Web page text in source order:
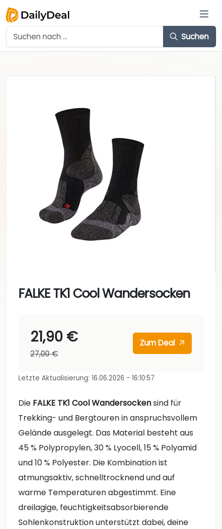
Suchen
FALKE TK1 Cool Wandersocken
21,90 €
27,00 €
Zum Deal
Letzte Aktualisierung: 16.06.2026 - 16:10:57
Die FALKE TK1 Cool Wandersockensind für
Trekking- und Bergtouren in anspruchsvollem
Gelände ausgelegt. Das Material besteht aus
45 % Polypropylen, 30 % Lyocell, 15 % Polyamid
und 10 % Polyester. Die Kombination ist
atmungsaktiv, schnelltrocknend und auf
warme Temperaturen abgestimmt. Eine
dreilagige, feuchtigkeitsabsorbierende
Sohlenkonstruktion unterstützt dabei, deine